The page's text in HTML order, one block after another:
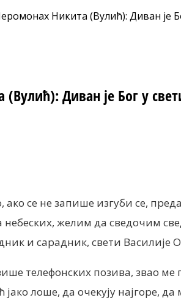
Никита (Вулић): Диван је
(Вулић): Диван је Бог у
ако се не запише изгуби се,
небеских, желим да сведочим
и сарадник, свети Василије
телефонских позива, звао
јако лоше, да очекују најгоре,